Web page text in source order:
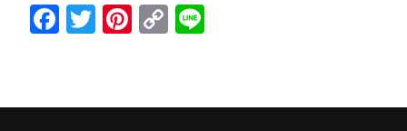
Facebook
Twitter
Pinterest
Copy